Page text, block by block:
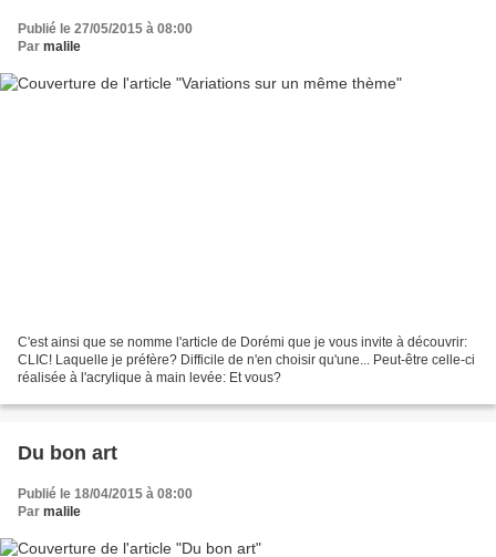
Publié le 27/05/2015 à 08:00
Par malile
C'est ainsi que se nomme l'article de Dorémi que je vous invite à découvrir:
CLIC! Laquelle je préfère? Difficile de n'en choisir qu'une... Peut-être celle-ci
réalisée à l'acrylique à main levée: Et vous?
Du bon art
Publié le 18/04/2015 à 08:00
Par malile